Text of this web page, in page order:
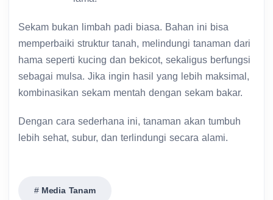
Sekam bukan limbah padi biasa. Bahan ini bisa
memperbaiki struktur tanah, melindungi tanaman dari
hama seperti kucing dan bekicot, sekaligus berfungsi
sebagai mulsa. Jika ingin hasil yang lebih maksimal,
kombinasikan sekam mentah dengan sekam bakar.
Dengan cara sederhana ini, tanaman akan tumbuh
lebih sehat, subur, dan terlindungi secara alami.
Media Tanam